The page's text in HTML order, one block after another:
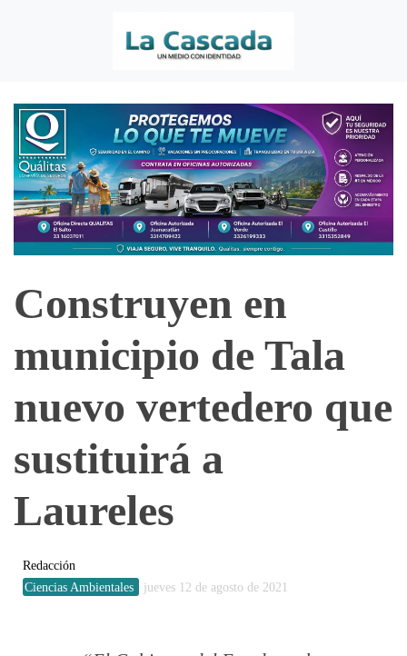
Construyen en
municipio de Tala
nuevo vertedero que
sustituirá a
Laureles
Redacción
Ciencias Ambientales
jueves 12 de agosto de 2021